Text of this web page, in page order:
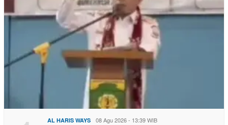
AL HARIS WAYS 08 Agu 2026 - 13:39 WIB